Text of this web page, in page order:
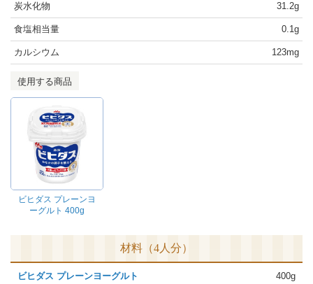
炭水化物 31.2g
食塩相当量 0.1g
カルシウム 123mg
使用する商品
ビヒダス プレーンヨ
ーグルト 400g
材料（4人分）
ビヒダス プレーンヨーグルト
400g